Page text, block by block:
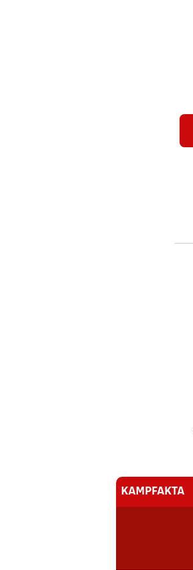
KAMPFAKTA